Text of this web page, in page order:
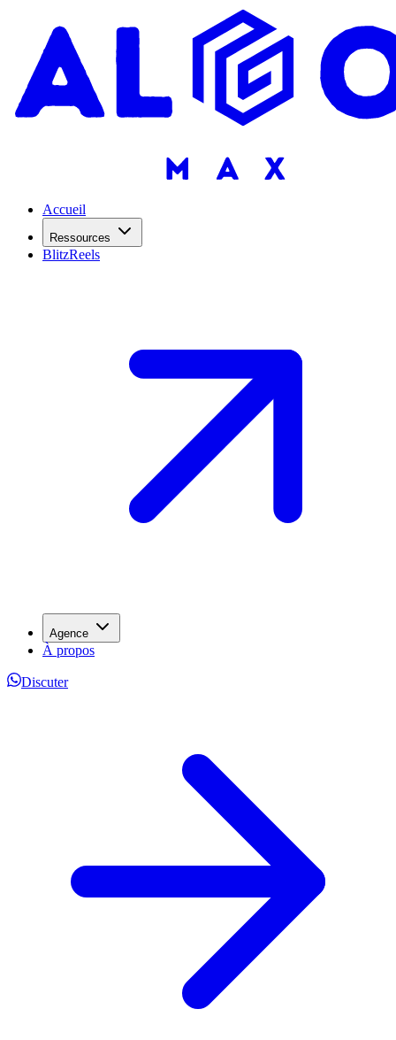
Accueil
Ressources
BlitzReels
Agence
À propos
Discuter